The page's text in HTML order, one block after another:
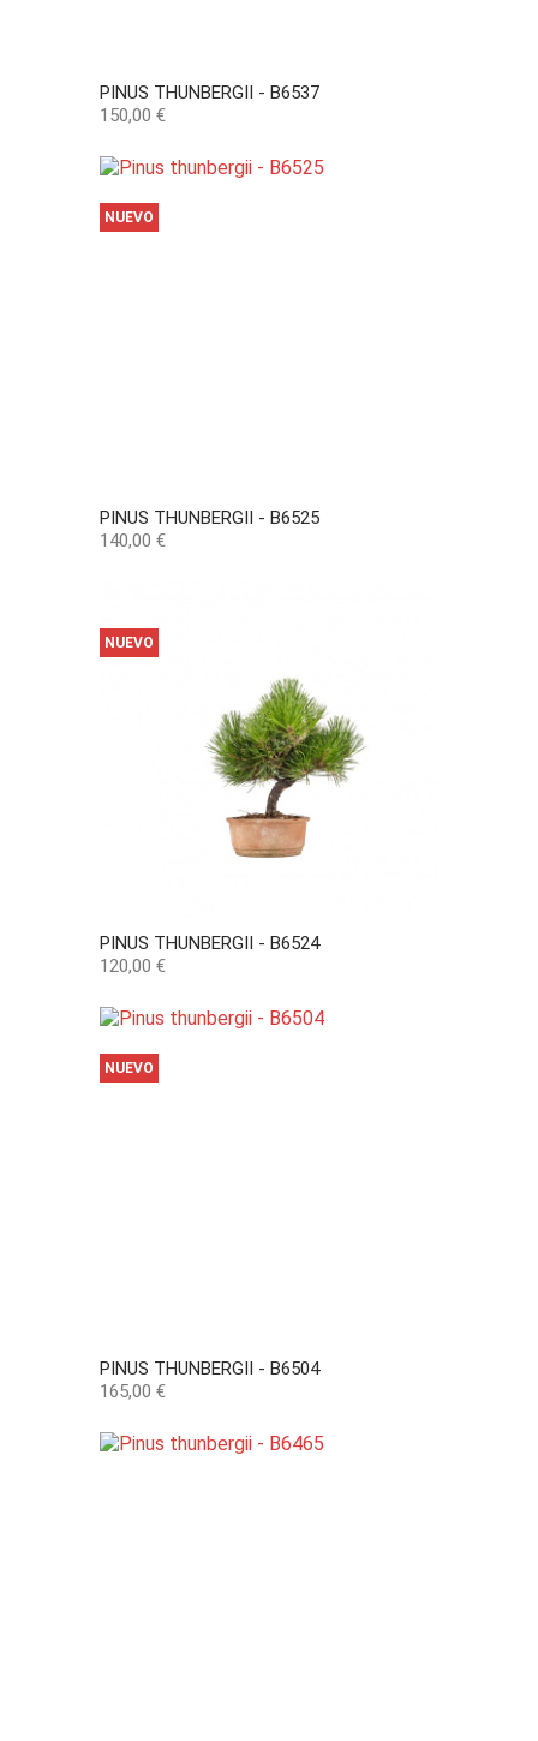
PINUS THUNBERGII - B6537
Precio
150,00 €
PINUS THUNBERGII - B6525
Precio
140,00 €
NUEVO
PINUS THUNBERGII - B6524
Precio
120,00 €
NUEVO
PINUS THUNBERGII - B6504
Precio
165,00 €
NUEVO